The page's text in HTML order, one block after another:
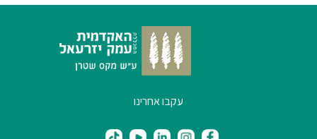
עקבו אחרינו